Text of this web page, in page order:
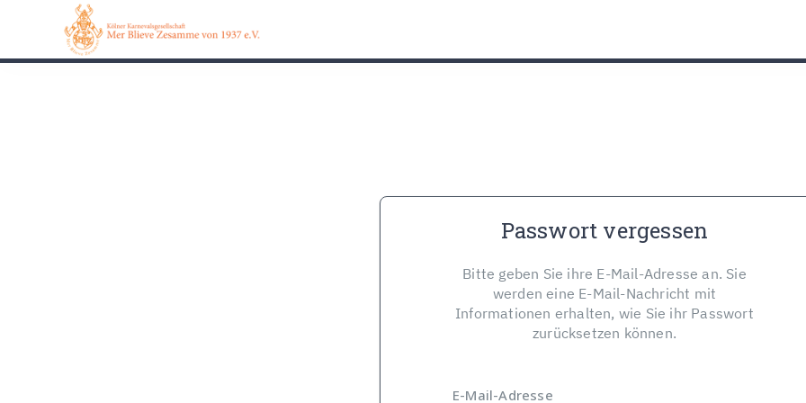
0162 90 650 62
Passwort vergessen
Bitte geben Sie ihre E-Mail-Adresse an. Sie
werden eine E-Mail-Nachricht mit
Informationen erhalten, wie Sie ihr Passwort
zurücksetzen können.
E-Mail-Adresse